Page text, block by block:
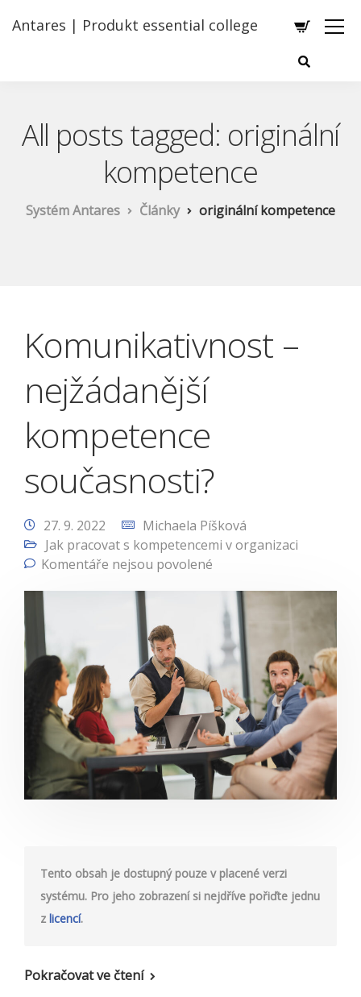
Antares | Produkt essential college
All posts tagged: originální
kompetence
Systém Antares Články originální kompetence
Komunikativnost –
nejžádanější
kompetence
současnosti?
27. 9. 2022
Michaela Píšková
Jak pracovat s kompetencemi v organizaci
Komentáře nejsou povolené
Tento obsah je dostupný pouze v placené verzi
systému. Pro jeho zobrazení si nejdříve pořiďte jednu
z licencí.
Pokračovat ve čtení